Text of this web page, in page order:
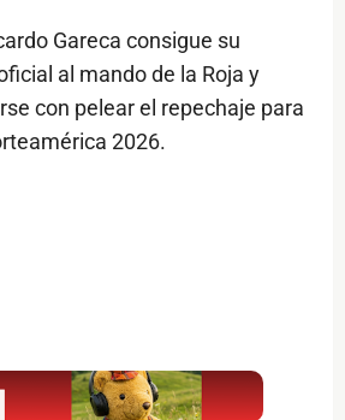
Gareca consigue su
al mando de la Roja y
con pelear el repechaje para
2026.